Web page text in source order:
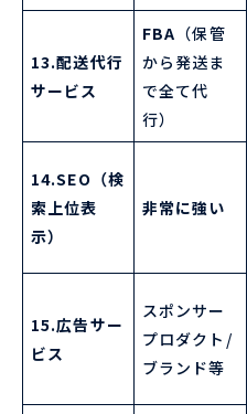
13.配送代行
サービス
FBA （保管
から発送ま
で全て代
行）
14.SEO（検
索上位表
示）
非常に強い
15.広告サー
ビス
スポンサー
プロダクト/
ブランド等